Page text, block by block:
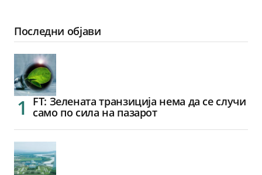
Последни објави
FT: Зелената транзиција нема да се случи
само по сила на пазарот